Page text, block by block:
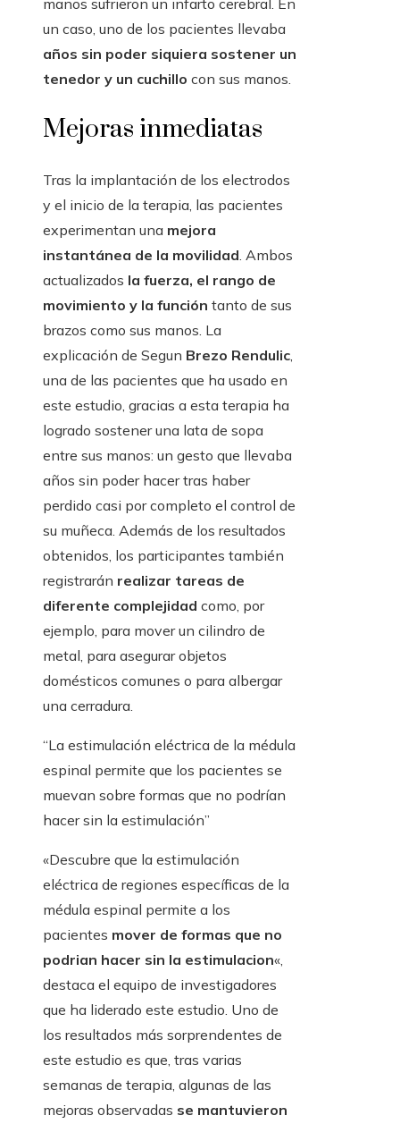
un caso, uno de los pacientes llevaba
años sin poder siquiera sostener un
tenedor y un cuchillo con sus manos.
Mejoras inmediatas
Tras la implantación de los electrodos
y el inicio de la terapia, las pacientes
experimentan una mejora
instantánea de la movilidad . Ambos
actualizados la fuerza, el rango de
movimiento y la función tanto de sus
brazos como sus manos. La
explicación de Segun Brezo Rendulic
una de las pacientes que ha usado en
este estudio, gracias a esta terapia ha
logrado sostener una lata de sopa
entre sus manos: un gesto que llevaba
años sin poder hacer tras haber
perdido casi por completo el control de
su muñeca. Además de los resultados
obtenidos, los participantes también
registrarán realizar tareas de
diferente complejidad como, por
ejemplo, para mover un cilindro de
metal, para asegurar objetos
domésticos comunes o para albergar
una cerradura.
“La estimulación eléctrica de la médula
espinal permite que los pacientes se
muevan sobre formas que no podrían
hacer sin la estimulación”
«Descubre que la estimulación
eléctrica de regiones específicas de la
médula espinal permite a los
pacientes mover de formas que no
podrian hacer sin la estimulacion«,
destaca el equipo de investigadores
que ha liderado este estudio. Uno de
los resultados más sorprendentes de
este estudio es que, tras varias
semanas de terapia, algunas de las
mejoras observadas se mantuvieron